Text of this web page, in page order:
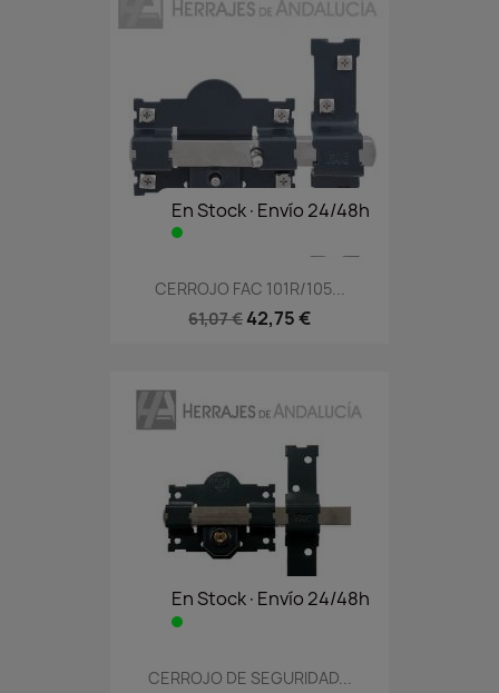
En Stock·Envío 24/48h
CERROJO FAC 101R/105...
61,07 € 42,75 €
En Stock·Envío 24/48h
CERROJO DE SEGURIDAD...